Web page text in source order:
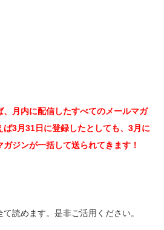
月内に配信したすべてのメールマガ
ば3月31日に登録したとしても、3月に
ジンが一括して送られてきます！
読めます。是非ご活用ください。